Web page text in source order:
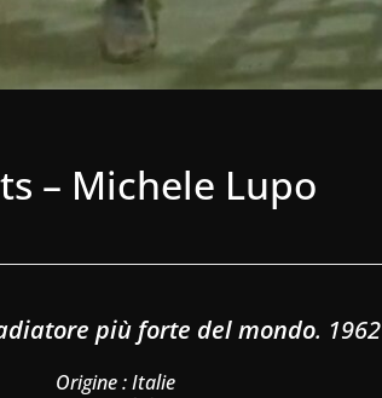
– Michele Lupo
più forte del mondo. 1962
Origine : Italie